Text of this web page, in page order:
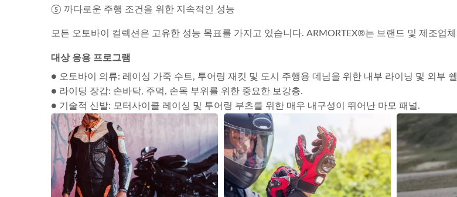
⑤ 까다로운 주행 조건을 위한 지속적인 성능
모든 오토바이 컬렉션은 고유한 성능 목표를 가지고 있습니다. ARMORTEX®는 브랜드 및 제조업
대상 응용 프로그램
● 오토바이 의류: 레이싱 가죽 수트, 투어링 재킷 및 도시 주행용 데님을 위한 내부 라이닝 및 외부
● 라이딩 장갑: 손바닥, 주먹, 손목 부위를 위한 중요한 보강층.
● 기술적 신발: 모터사이클 레이싱 및 투어링 부츠를 위한 매우 내구성이 뛰어난 마모 패널.